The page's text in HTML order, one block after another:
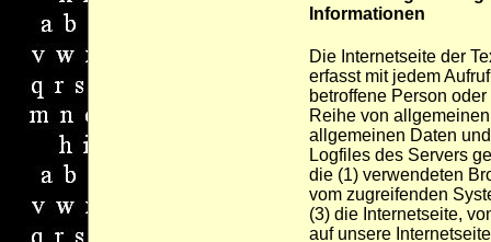
Informationen
Die Internetseite der
erfasst mit jedem
betroffene Person
Reihe von
allgemeinen Daten
Logfiles des Servers
die (1) verwendeten
vom zugreifenden
(3) die Internetseite,
auf unsere